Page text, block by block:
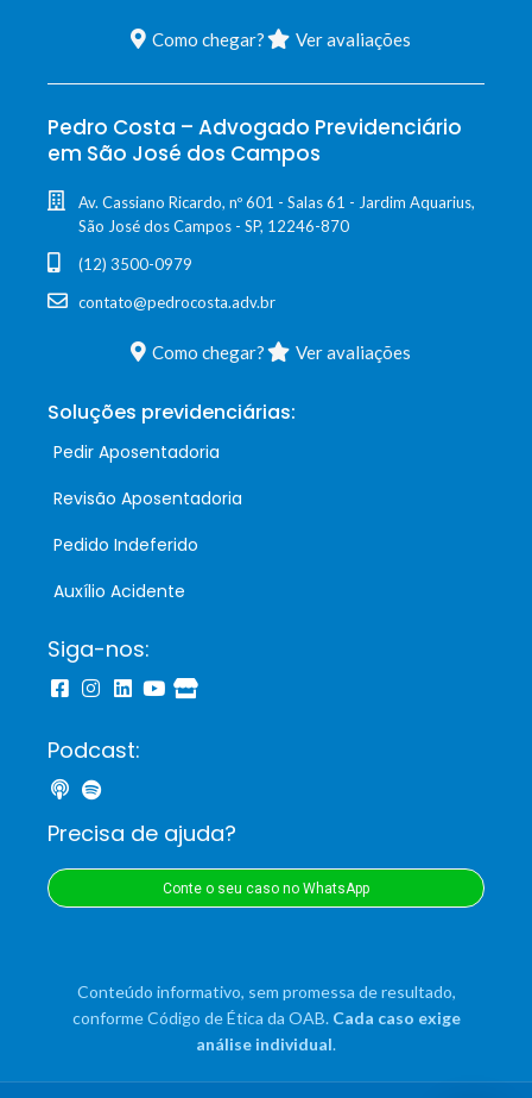
Como chegar? Ver avaliações
Pedro Costa – Advogado Previdenciário
em São José dos Campos
Av. Cassiano Ricardo, nº 601 - Salas 61 - Jardim Aquarius,
São José dos Campos - SP, 12246-870
(12) 3500-0979
contato@pedrocosta.adv.br
Como chegar? Ver avaliações
Soluções previdenciárias:
Pedir Aposentadoria
Revisão Aposentadoria
Pedido Indeferido
Auxílio Acidente
Siga-nos:
Podcast:
Precisa de ajuda?
Conte o seu caso no WhatsApp
Conteúdo informativo, sem promessa de resultado,
conforme Código de Ética da OAB. Cada caso exige
análise individual.